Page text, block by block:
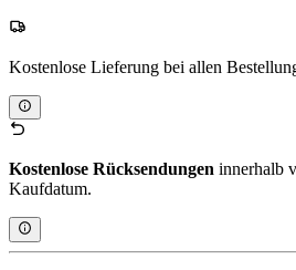
Kostenlose Lieferung bei allen
Kostenlose Rücksendungen innerhalb
Kaufdatum.